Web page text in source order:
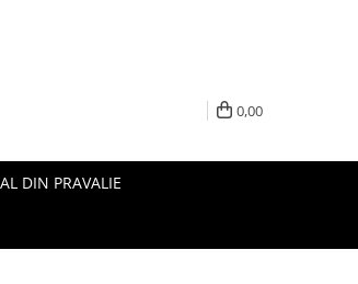
0,00
DIN PRAVALIE